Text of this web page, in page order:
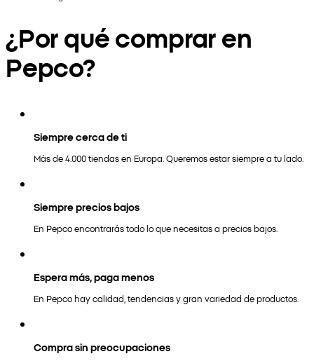
¿Por qué comprar en
Pepco?
Siempre cerca de ti
Más de 4.000 tiendas en Europa. Queremos estar siempre a tu lado.
Siempre precios bajos
En Pepco encontrarás todo lo que necesitas a precios bajos.
Espera más, paga menos
En Pepco hay calidad, tendencias y gran variedad de productos.
Compra sin preocupaciones